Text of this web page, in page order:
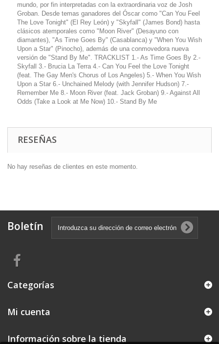
mundo, por fin interpretadas con la extraordinaria voz de Josh
Groban. Desde temas ganadores del Óscar como "Can You Feel
The Love Tonight" (El Rey León) y "Skyfall" (James Bond) hasta
clásicos atemporales como "Moon River" (Desayuno con
diamantes), "As Time Goes By" (Casablanca) y "When You Wish
Upon a Star" (Pinocho), además de una conmovedora nueva
versión de "Stand By Me". TRACKLIST 1.- As Time Goes By 2.-
Skyfall 3.- Brucia La Terra 4.- Can You Feel the Love Tonight
(feat. The Gay Men's Chorus of Los Angeles) 5.- When You Wish
Upon a Star 6.- Unchained Melody (with Jennifer Hudson) 7.-
Remember Me 8.- Moon River (feat. Jack Groban) 9.- Against All
Odds (Take a Look at Me Now) 10.- Stand By Me
RESEÑAS
No hay reseñas de clientes en este momento.
Boletín
Categorías
Mi cuenta
Información sobre la tienda